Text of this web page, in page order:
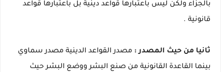
بالجزاء ولكن ليس باعتبارها قواعد دينية بل باعتبارها قواعد
قانونية .
ثانيا من حيث المصدر : مصدر القواعد الدينية مصدر سماوي
بينما القاعدة القانونية من صنع البشر ووضع البشر حيث